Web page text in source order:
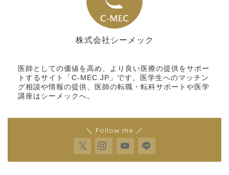
株式会社シーメック
医師としての価値を高め、より良い医療の提供をサポー
トするサイト「C-MEC.JP」です。医学生へのマッチン
グ相談や情報の提供、医師の転職・転科サポートや医学
講座はシーメックへ。
＼ Follow me ／